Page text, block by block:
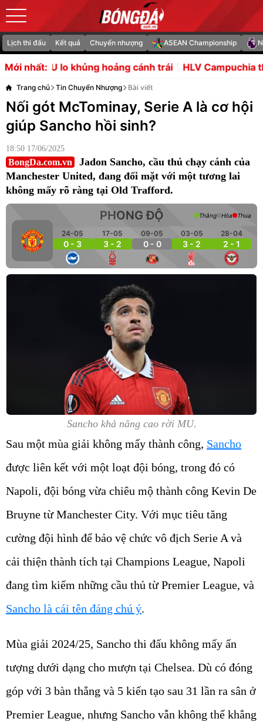
Lịch thi đấu Kết quả Chuyển nhượng ASEAN Championship
Mới nhất:
hoảng cánh trái HLV Campuchia thừa nhận
Trang chủ Tin Chuyển Nhượng Bài viết
Nối gót McTominay, Serie A là cơ hội
giúp Sancho hồi sinh?
18:50 17/06/2025
BongDa.com.vn
Jadon Sancho, cầu thủ chạy cánh của
Manchester United, đang đối mặt với một tương lai
không mấy rõ ràng tại Old Trafford.
PHONG ĐỘ
24-05
0 - 3
17-05
3 - 2
09-05
0 - 0
03-05
3 - 2
28-04
2 - 1
Thắng Hòa Thua
Sancho khả năng cao rời MU.
Sau một mùa giải không mấy thành công, Sancho
được liên kết với một loạt đội bóng, trong đó có
Napoli, đội bóng vừa chiêu mộ thành công Kevin De
Bruyne từ Manchester City. Với mục tiêu tăng
cường đội hình để bảo vệ chức vô địch Serie A và
cải thiện thành tích tại Champions League, Napoli
đang tìm kiếm những cầu thủ từ Premier League, và
Sancho là cái tên đáng chú ý.
Mùa giải 2024/25, Sancho thi đấu không mấy ấn
tượng dưới dạng cho mượn tại Chelsea. Dù có đóng
góp với 3 bàn thắng và 5 kiến tạo sau 31 lần ra sân ở
Premier League, nhưng Sancho vẫn không thể khẳng